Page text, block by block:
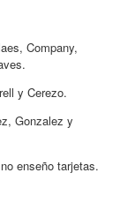
Company,
y Cerezo.
Gonzalez y
enseño tarjetas.